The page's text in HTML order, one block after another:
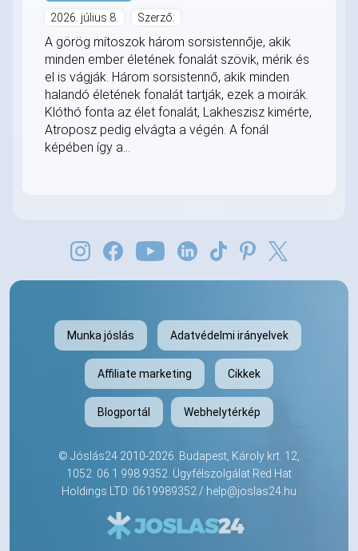
2026. július 8. Szerző:
A görög mítoszok három sorsistennője, akik
minden ember életének fonalát szövik, mérik és
el is vágják. Három sorsistennő, akik minden
halandó életének fonalát tartják, ezek a moirák.
Klóthó fonta az élet fonalát, Lakheszisz kimérte,
Atroposz pedig elvágta a végén. A fonál
képében így a...
Munka jóslás Adatvédelmi irányelvek
Affiliate marketing Cikkek
Blogportál Webhelytérkép
© Jóslás24 2010-2026. Budapest, Károly krt. 12,
1052. 06 1 998 9352 . Ügyfélszolgálat Red Hat
Holdings LTD: 0619989352 / help@joslas24.hu